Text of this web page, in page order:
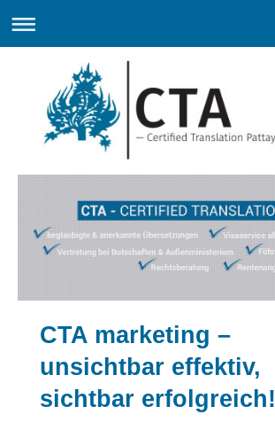
CTA marketing –
unsichtbar effektiv,
sichtbar erfolgreich!